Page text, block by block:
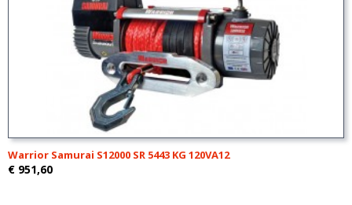
Warrior Samurai S12000 SR 5443 KG 120VA12
€ 951,60